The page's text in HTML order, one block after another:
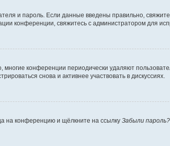
и пароль. Если данные введены правильно,
конференции, свяжитесь с администратором для
конференции периодически удаляют
снова и активнее участвовать в дискуссиях.
на конференцию и щёлкните на ссылку Забыли пароль?